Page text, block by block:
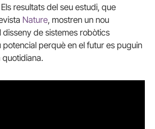
resultats del seu estudi, que
Nature, mostren un nou
disseny de sistemes robòtics
potencial perquè en el futur es puguin
quotidiana.